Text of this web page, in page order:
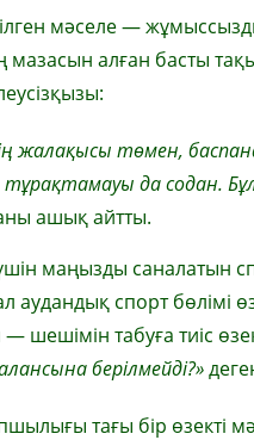
мәселе —
мазасын алған басты
жалақысы төмен,
тұрақтамауы да содан.
ашық айтты.
маңызды саналатын
спорт бөлімі
шешімін табуға тиіс
берілмейді?»
тағы бір өзекті